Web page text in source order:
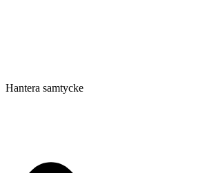
Hantera samtycke